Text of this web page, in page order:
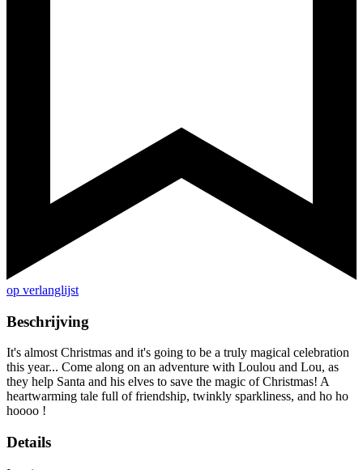
op verlanglijst
Beschrijving
It's almost Christmas and it's going to be a truly magical celebration
this year... Come along on an adventure with Loulou and Lou, as
they help Santa and his elves to save the magic of Christmas! A
heartwarming tale full of friendship, twinkly sparkliness, and ho ho
hoooo !
Details